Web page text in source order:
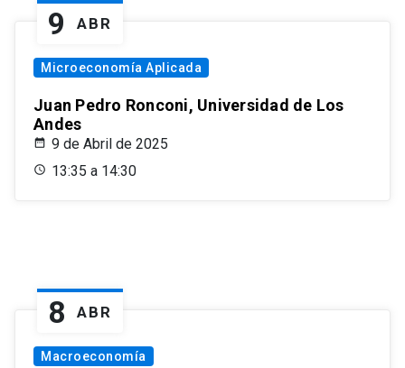
9 ABR
Microeconomía Aplicada
Juan Pedro Ronconi, Universidad de Los
Andes
9 de Abril de 2025
13:35 a 14:30
8 ABR
Macroeconomía